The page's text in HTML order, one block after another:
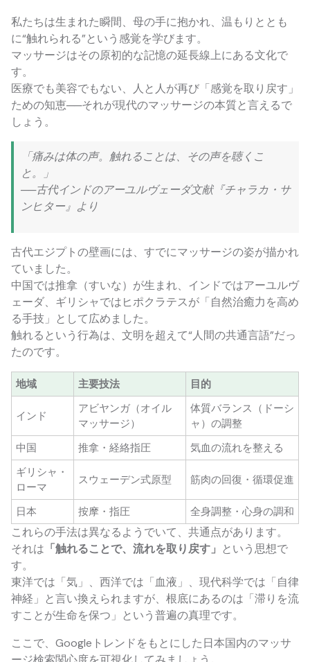
私たちは生まれた瞬間、母の手に抱かれ、温もりととも
に“触れられる”という感覚を学びます。
マッサージはその原初的な記憶の延長線上にある文化で
す。
医療でも美容でもない、人と人が再び「感覚を取り戻す」
ための知恵──それが現代のマッサージの本質と言えるで
しょう。
「痛みは体の声。触れることは、その声を聴くこ
と。」
──古代インドのアーユルヴェーダ文献『チャラカ・サ
ンヒター』より
古代エジプトの壁画には、すでにマッサージの姿が描かれ
ていました。
中国では推拿（すいな）が生まれ、インドではアーユルヴ
ェーダ、ギリシャではヒポクラテスが「自然治癒力を高め
る手技」として広めました。
触れるという行為は、文明を超えて“人間の共通言語”だっ
たのです。
地域 主要技法 目的
インド
アビヤンガ（オイル
マッサージ）
体質バランス（ドーシ
ャ）の調整
中国
推拿・経絡指圧
気血の流れを整える
ギリシャ・
ローマ
スウェーデン式原型 筋肉の回復・循環促進
日本 按摩・指圧 全身調整・心身の調和
これらの手法は異なるようでいて、共通点があります。
それは 「触れることで、流れを取り戻す」 という思想で
す。
東洋では「気」、西洋では「血液」、現代科学では「自律
神経」と言い換えられますが、根底にあるのは「滞りを流
すことが生命を保つ」という普遍の真理です。
ここで、Googleトレンドをもとにした日本国内のマッサ